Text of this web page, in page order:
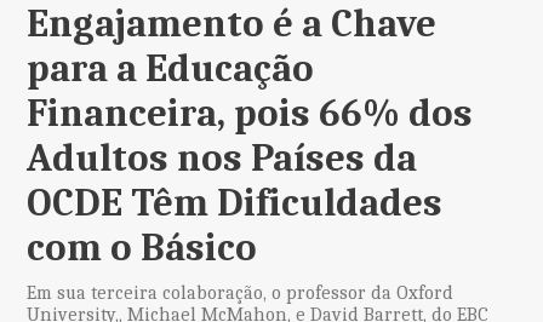
Engajamento é a Chave
para a Educação
Financeira, pois 66% dos
Adultos nos Países da
OCDE Têm Dificuldades
com o Básico
Em sua terceira colaboração, o professor da Oxford
University,, Michael McMahon, e David Barrett, do EBC